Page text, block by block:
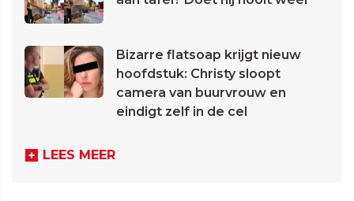
Bizarre flatsoap krijgt nieuw
hoofdstuk: Christy sloopt
camera van buurvrouw en
eindigt zelf in de cel
LEES MEER